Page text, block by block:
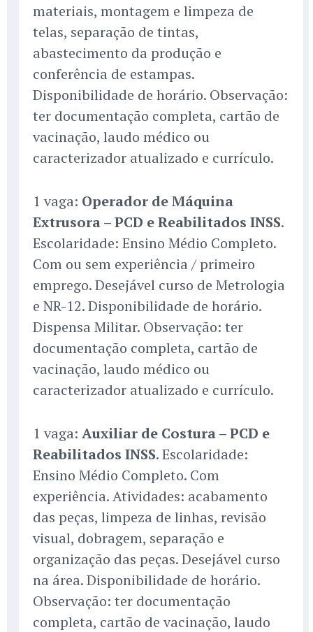
materiais, montagem e limpeza de
telas, separação de tintas,
abastecimento da produção e
conferência de estampas.
Disponibilidade de horário. Observação:
ter documentação completa, cartão de
vacinação, laudo médico ou
caracterizador atualizado e currículo.
1 vaga: Operador de Máquina
Extrusora – PCD e Reabilitados INSS.
Escolaridade: Ensino Médio Completo.
Com ou sem experiência / primeiro
emprego. Desejável curso de Metrologia
e NR-12. Disponibilidade de horário.
Dispensa Militar. Observação: ter
documentação completa, cartão de
vacinação, laudo médico ou
caracterizador atualizado e currículo.
1 vaga: Auxiliar de Costura – PCD e
Reabilitados INSS. Escolaridade:
Ensino Médio Completo. Com
experiência. Atividades: acabamento
das peças, limpeza de linhas, revisão
visual, dobragem, separação e
organização das peças. Desejável curso
na área. Disponibilidade de horário.
Observação: ter documentação
completa, cartão de vacinação, laudo